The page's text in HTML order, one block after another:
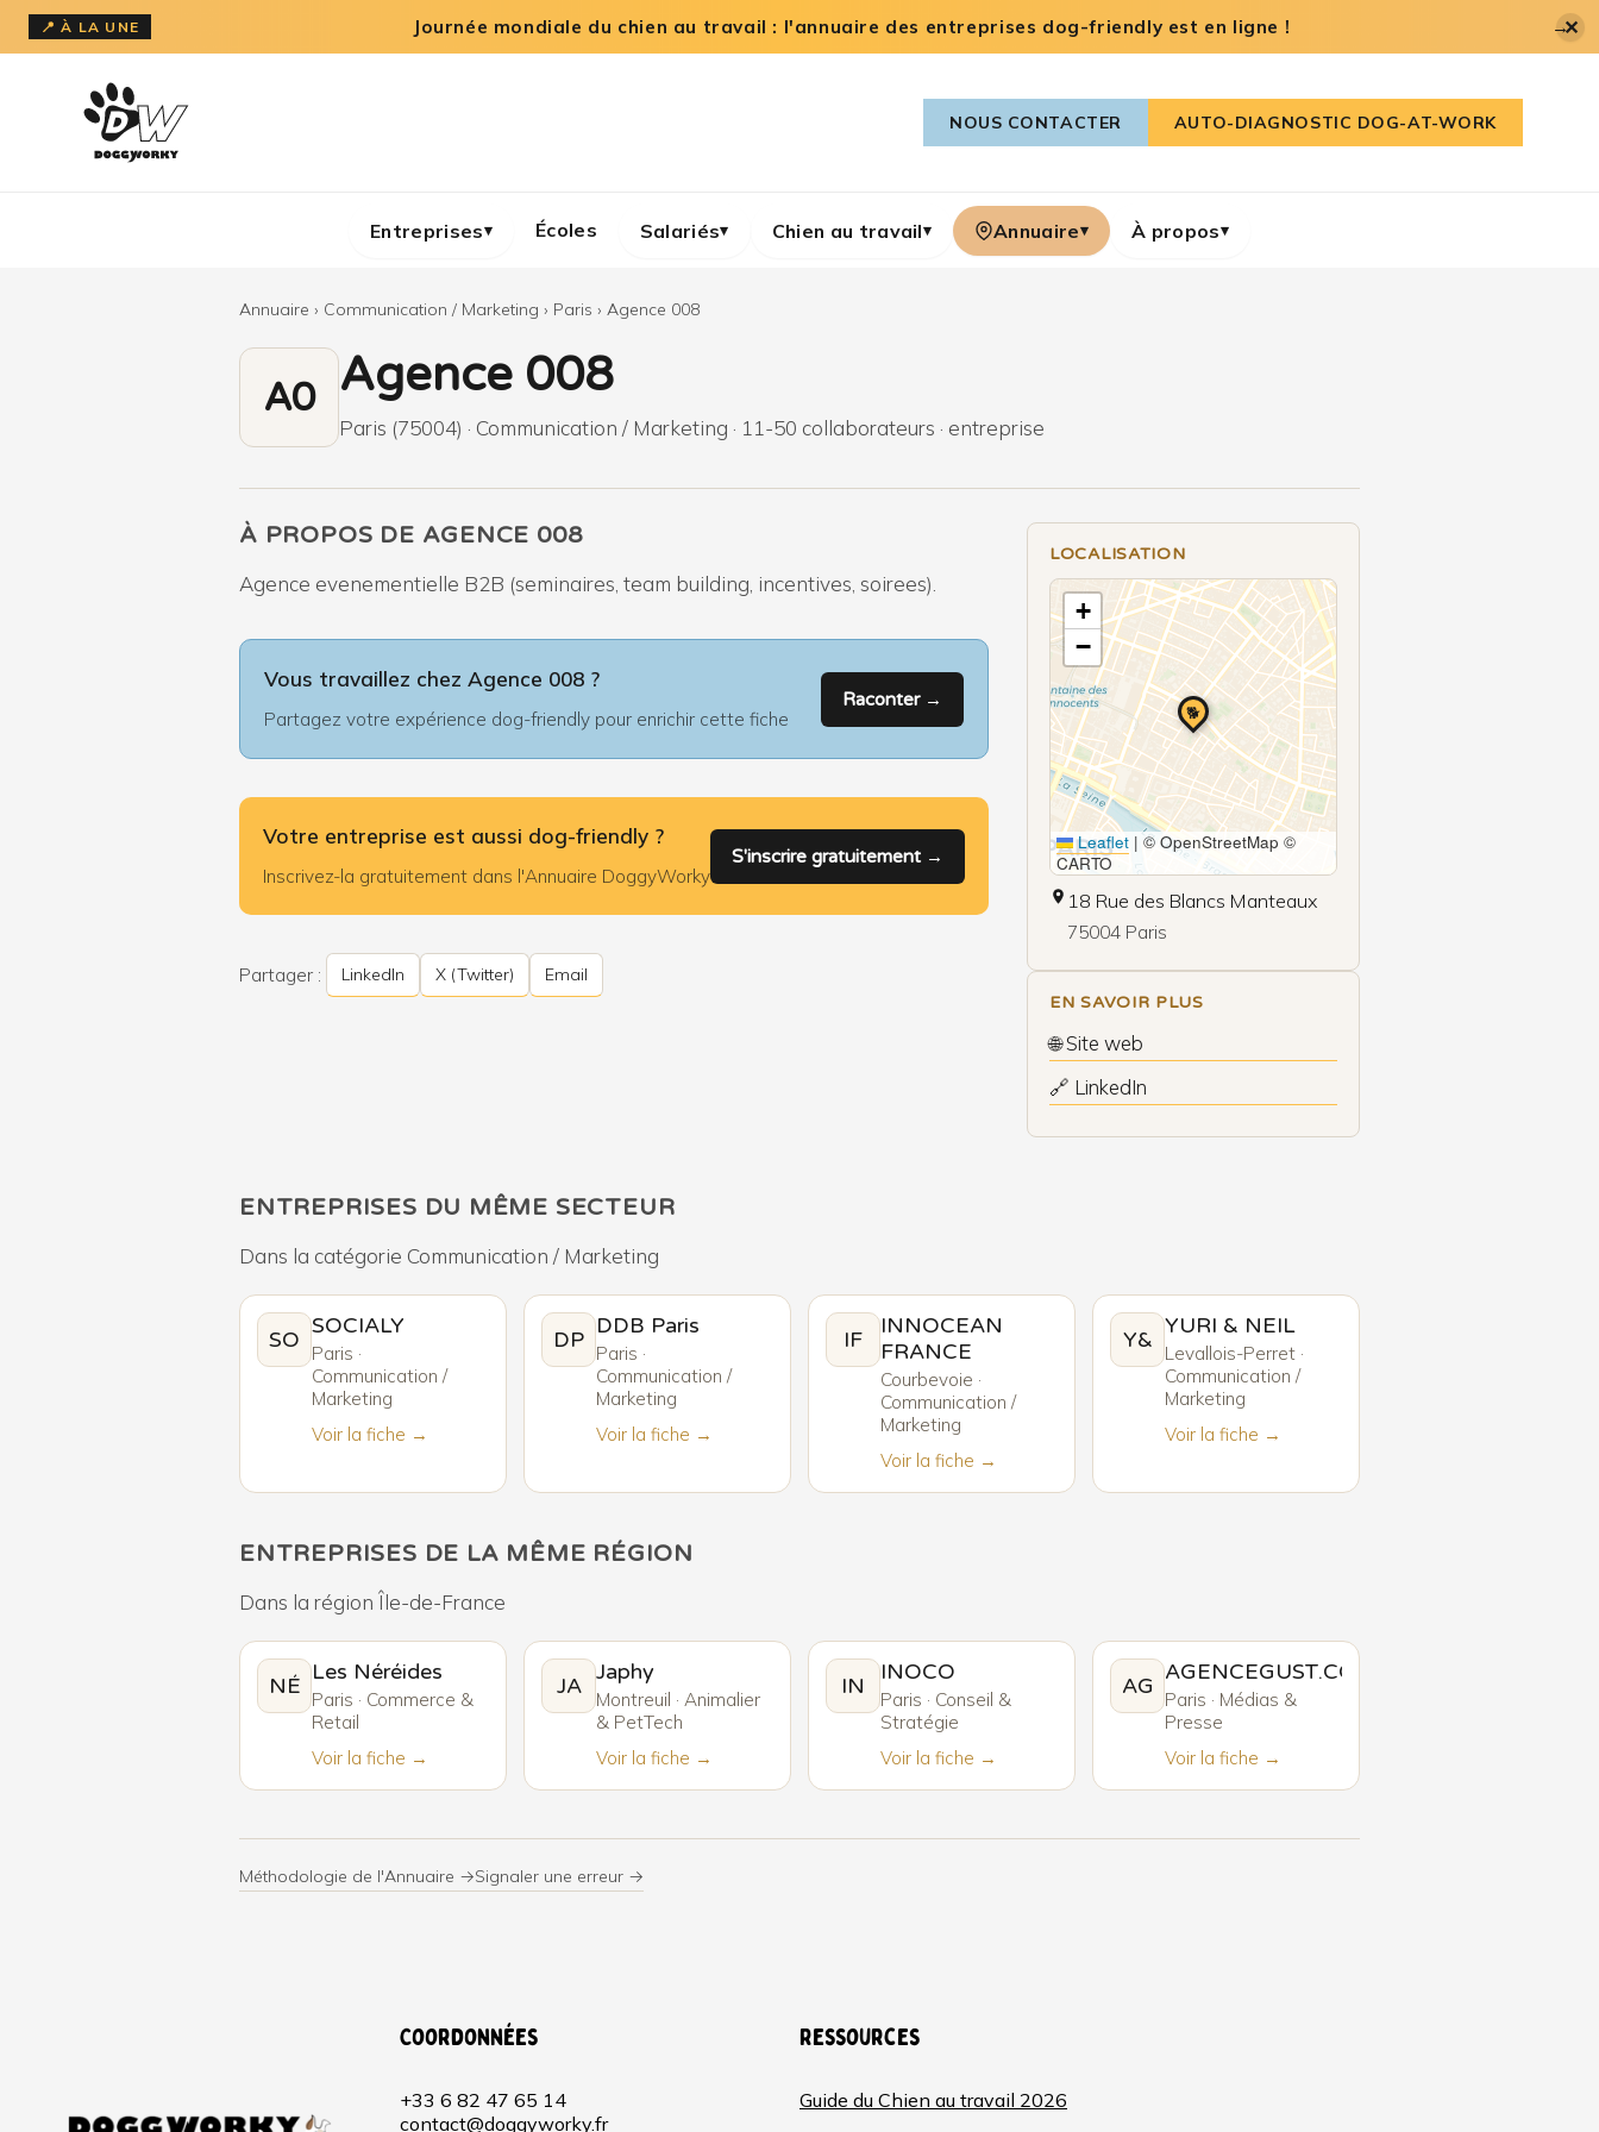
Aller
au
📍 À LA UNE Journée mondiale du chien au travail : l'annuaire des entreprises dog-friendly est en ligne ! →✕
NOUS CONTACTER AUTO-DIAGNOSTIC DOG-AT-WORK
Entreprises▾ Écoles Salariés▾ Chien au travail▾ Annuaire▾ À propos▾
Annuaire › Communication / Marketing › Paris › Agence 008
A0 Agence 008
Paris (75004) · Communication / Marketing · 11-50 collaborateurs · entreprise
À PROPOS DE AGENCE 008
Agence evenementielle B2B (seminaires, team building, incentives, soirees).
Vous travaillez chez Agence 008 ?
Partagez votre expérience dog-friendly pour enrichir cette fiche
Raconter →
Votre entreprise est aussi dog-friendly ?
Inscrivez-la gratuitement dans l'Annuaire DoggyWorky
S'inscrire gratuitement →
Partager : LinkedIn X (Twitter) Email
LOCALISATION
🐕
+
−
Leaflet | © OpenStreetMap ©
CARTO
18 Rue des Blancs Manteaux
75004 Paris
EN SAVOIR PLUS
🌐 Site web
🔗 LinkedIn
ENTREPRISES DU MÊME SECTEUR
Dans la catégorie Communication / Marketing
SO
SOCIALY
Paris ·
Communication /
Marketing
Voir la fiche →
DP
DDB Paris
Paris ·
Communication /
Marketing
Voir la fiche →
IF
INNOCEAN
FRANCE
Courbevoie ·
Communication /
Marketing
Voir la fiche →
Y&
YURI & NEIL
Levallois-Perret ·
Communication /
Marketing
Voir la fiche →
ENTREPRISES DE LA MÊME RÉGION
Dans la région Île-de-France
NÉ
Les Néréides
Paris · Commerce &
Retail
Voir la fiche →
JA
Japhy
Montreuil · Animalier
& PetTech
Voir la fiche →
IN
INOCO
Paris · Conseil &
Stratégie
Voir la fiche →
AG
AGENCEGUST.COM
Paris · Médias &
Presse
Voir la fiche →
Méthodologie de l'Annuaire →Signaler une erreur →
Coordonnées
+33 6 82 47 65 14
contact@doggyworky.fr
Ressources
Guide du Chien au travail 2026